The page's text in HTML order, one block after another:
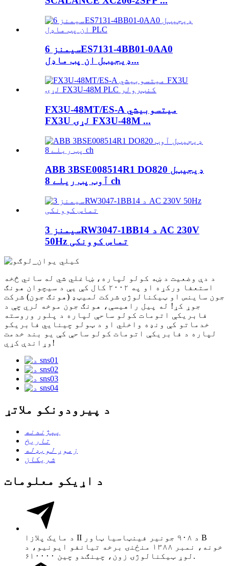
سیمنز 6ES7131-4BB01-0AA0
ډیجیټل ان پټ ماډل...
FX3U-48MT/ES-A میتسوبیشي
FX3U لړۍ FX3U-48M ...
ABB 3BSE008514R1 DO820 ډیجیټل
آوټ پټ ریلے 8 ch
سیمنز 3RW3047-1BB14 د AC 230V
50Hz تماس کوونکی
د دې وضعیت د ښه کولو لپاره، ښاغلي شي له ساني څخه
استعفا ورکړه او په ۲۰۰۲ کال کې یې د سیچوان هونګ
جون ساینس او ​​ټیکنالوژۍ شرکت لمیټډ (هونګ جون) شرکت
جوړ کړ! له پیل راهیسې، هونګ جون موخه لري چې د
فابریکې اتومات کولو ساحې لپاره د پلور وروسته
خدماتو کې ونډه واخلي او د ټولو چینایي فابریکو
لپاره د فابریکې اتومات کولو ساحې کې یو بند خدمت
وړاندې کړي!
د پیرودونکو ملاتړ
پېژندنه
تاریخ
زموږ لوبډله
شریکان
د اړیکو معلومات
د مایک پلازا II د ۹۰۸ جونیر فینټاسیا ټاور B
خونه، نمبر ۱۳۸۸ منځنۍ برخه تیانفو ایونیو، د
لوړ ټیکنالوژۍ زون، چینګدو چین ۶۱۰۰۰۰.